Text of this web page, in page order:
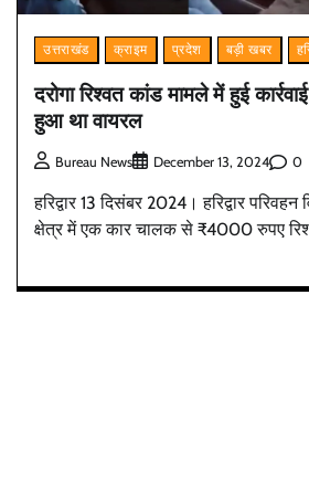
उत्तराखंड क्राइम प्रदेश बड़ी खबर
दरोगा रिश्वत कांड मामले में हुई
हुआ था वायरल
Bureau News December 13, 2024 0
हरिद्वार 13 दिसंबर 2024। हरिद्वार
क्षेत्र में एक कार चालक से ₹4000 रुपए